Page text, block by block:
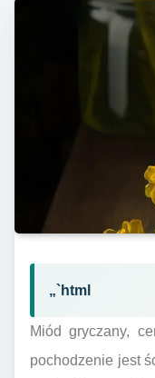
„`html
Miód gryczany,
pochodzenie jest